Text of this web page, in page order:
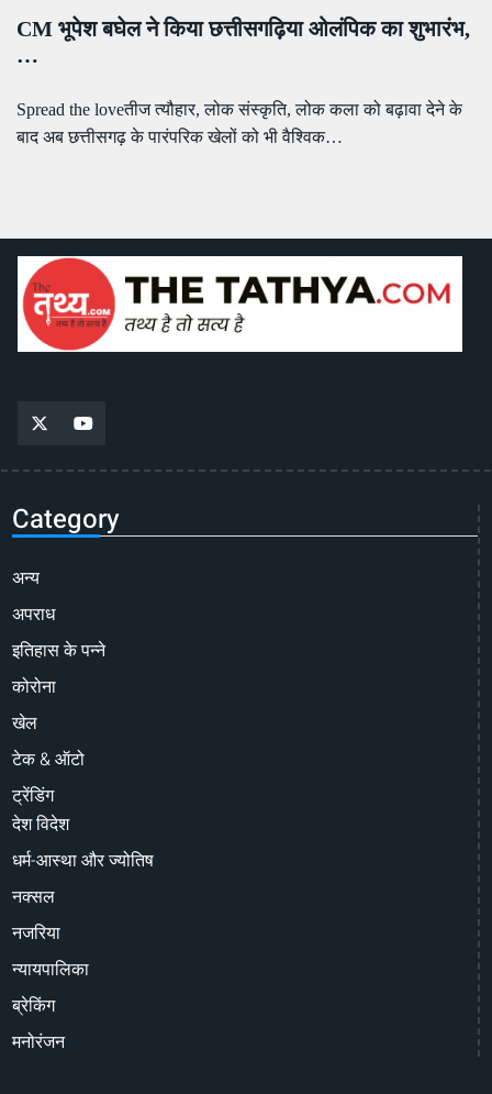
CM भूपेश बघेल ने किया छत्तीसगढ़िया ओलंपिक का शुभारंभ,
…
Spread the loveतीज त्यौहार, लोक संस्कृति, लोक कला को बढ़ावा देने के
बाद अब छत्तीसगढ़ के पारंपरिक खेलों को भी वैश्विक…
Category
अन्य
अपराध
इतिहास के पन्ने
कोरोना
खेल
टेक & ऑटो
ट्रेंडिंग
देश विदेश
धर्म-आस्था और ज्योतिष
नक्सल
नजरिया
न्यायपालिका
ब्रेकिंग
मनोरंजन